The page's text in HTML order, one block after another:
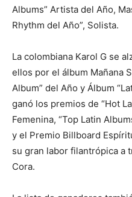
Albums” Artista del Año,
Rhythm del Año”, Solista.
La colombiana Karol G se
ellos por el álbum Mañana
Album” del Año y Álbum
ganó los premios de “Hot
Femenina, “Top Latin
y el Premio Billboard
su gran labor filantrópica a
Cora.